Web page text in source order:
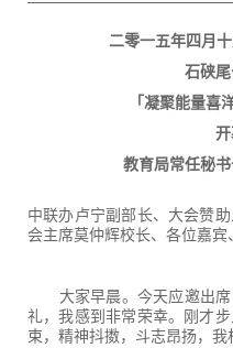
二零一五年四月
石硖
「凝聚能量喜
教育局常任秘
中联办卢宁副部长、大会赞
会主席莫仲辉校长、各位嘉宾
大家早晨。今天应邀出席
礼，我感到非常荣幸。刚才
束，精神抖擞，斗志昂扬，我